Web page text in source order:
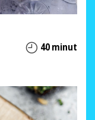
40 minut